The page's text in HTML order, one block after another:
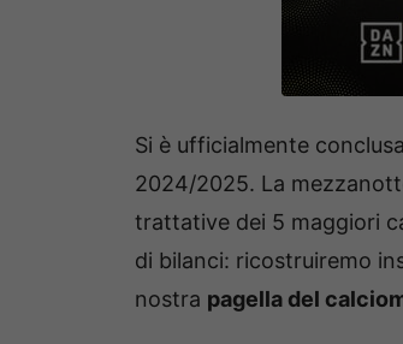
Si è ufficialmente
2024/2025. La
trattative dei 5 maggiori
di bilanci: ricostruiremo
nostra pagella del